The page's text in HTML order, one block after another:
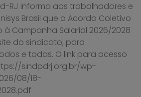
RJ informa aos trabalhadores e
Brasil que o Acordo Coletivo
à Campanha Salarial 2026/2028
do sindicato, para
e todas. O link para acesso
sindpdrj.org.br/wp-
08/18-